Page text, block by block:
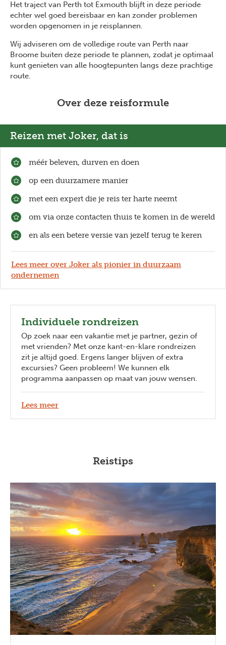
Het traject van Perth tot Exmouth blijft in deze periode
echter wel goed bereisbaar en kan zonder problemen
worden opgenomen in je reisplannen.
Wij adviseren om de volledige route van Perth naar
Broome buiten deze periode te plannen, zodat je optimaal
kunt genieten van alle hoogtepunten langs deze prachtige
route.
Over deze reisformule
Reizen met Joker, dat is
méér beleven, durven en doen
op een duurzamere manier
met een expert die je reis ter harte neemt
om via onze contacten thuis te komen in de wereld
en als een betere versie van jezelf terug te keren
Lees meer over Joker als pionier in duurzaam
ondernemen
Individuele rondreizen
Op zoek naar een vakantie met je partner, gezin of
met vrienden? Met onze kant-en-klare rondreizen
zit je altijd goed. Ergens langer blijven of extra
excursies? Geen probleem! We kunnen elk
programma aanpassen op maat van jouw wensen.
Lees meer
Reistips